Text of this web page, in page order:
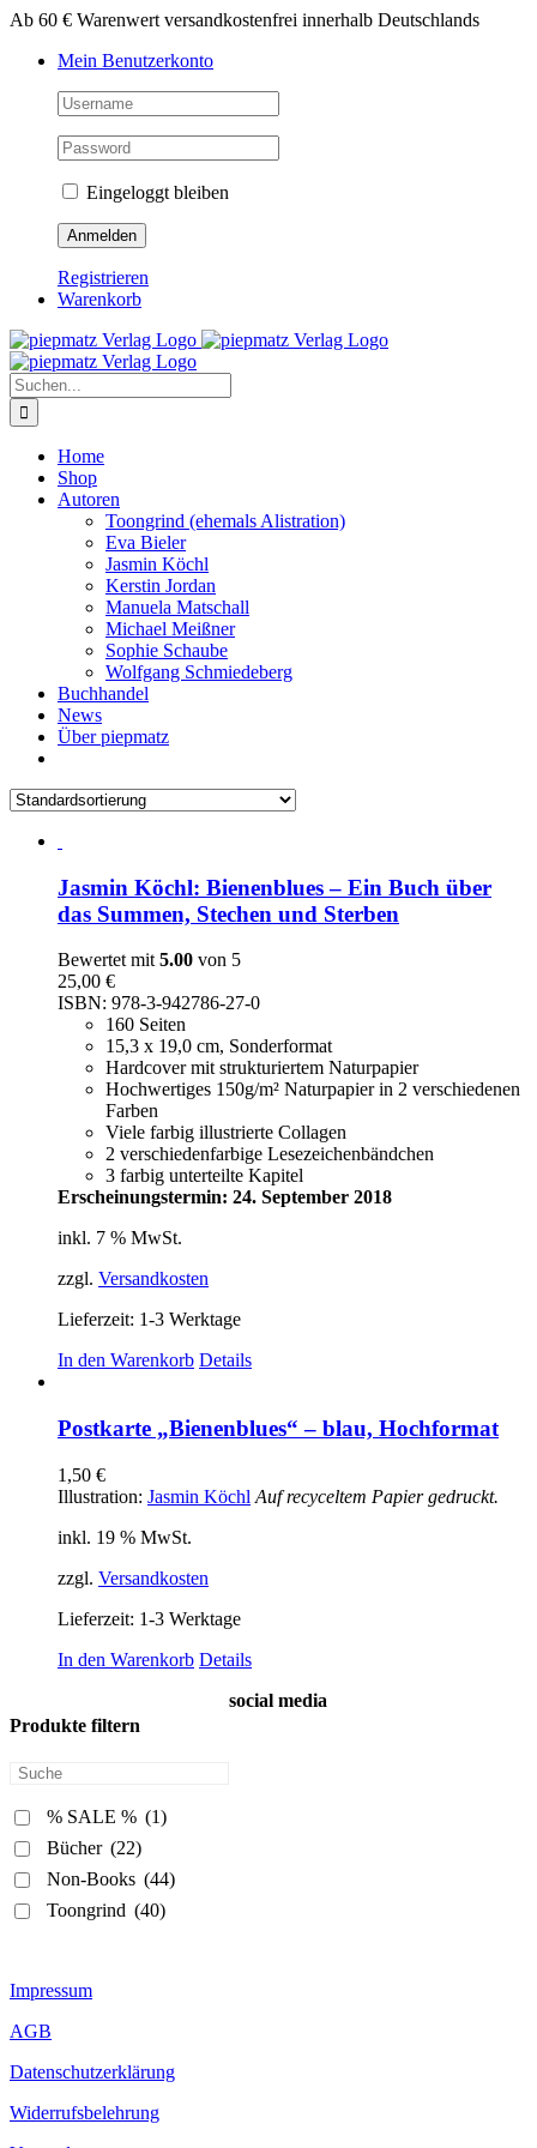
Zum
springen
Ab 60 € Warenwert versandkostenfrei innerhalb Deutschlands
Mein Benutzerkonto
Eingeloggt bleiben
Registrieren
Warenkorb
Suche
nach:
Home
Shop
Autoren
Toongrind (ehemals Alistration)
Eva Bieler
Jasmin Köchl
Kerstin Jordan
Manuela Matschall
Michael Meißner
Sophie Schaube
Wolfgang Schmiedeberg
Buchhandel
News
Über piepmatz
Jasmin Köchl: Bienenblues – Ein Buch über
das Summen, Stechen und Sterben
Bewertet mit5.00 von 5
25,00 €
ISBN: 978-3-942786-27-0
160 Seiten
15,3 x 19,0 cm, Sonderformat
Hardcover mit strukturiertem Naturpapier
Hochwertiges 150g/m² Naturpapier in 2 verschiedenen
Farben
Viele farbig illustrierte Collagen
2 verschiedenfarbige Lesezeichenbändchen
3 farbig unterteilte Kapitel
Erscheinungstermin: 24. September 2018
inkl. 7 % MwSt.
zzgl. Versandkosten
Lieferzeit: 1-3 Werktage
In den Warenkorb Details
Postkarte „Bienenblues“ – blau, Hochformat
1,50 €
Illustration: Jasmin Köchl Auf recyceltem Papier gedruckt.
inkl. 19 % MwSt.
zzgl. Versandkosten
Lieferzeit: 1-3 Werktage
In den Warenkorb Details
Produkte filtern
% SALE % (1)
Bücher (22)
Non-Books (44)
Toongrind (40)
social media
Impressum
AGB
Datenschutzerklärung
Widerrufsbelehrung